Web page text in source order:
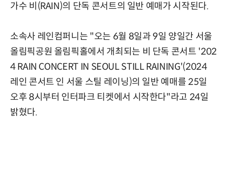
가수 비(RAIN)의 단독 콘서트의 일반 예매가 시작된다.
소속사 레인컴퍼니는 "오는 6월 8일과 9일 양일간 서울
올림픽공원 올림픽홀에서 개최되는 비 단독 콘서트 '202
4 RAIN CONCERT IN SEOUL STILL RAINING'(2024
레인 콘서트 인 서울 스틸 레이닝)의 일반 예매를 25일
오후 8시부터 인터파크 티켓에서 시작한다"라고 24일
밝혔다.